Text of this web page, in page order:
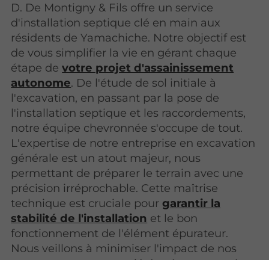
D. De Montigny & Fils offre un service
d'installation septique clé en main aux
résidents de Yamachiche. Notre objectif est
de vous simplifier la vie en gérant chaque
étape devotre projet d'assainissement
autonome. De l'étude de sol initiale à
l'excavation, en passant par la pose de
l'installation septique et les raccordements,
notre équipe chevronnée s'occupe de tout.
L'expertise de notre entreprise en excavation
générale est un atout majeur, nous
permettant de préparer le terrain avec une
précision irréprochable. Cette maîtrise
technique est cruciale pourgarantir la
stabilité de l'installation et le bon
fonctionnement de l'élément épurateur.
Nous veillons à minimiser l'impact de nos